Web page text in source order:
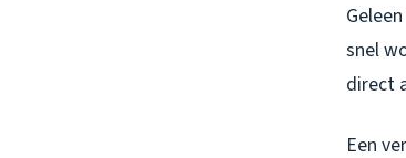
snel
direct
Een